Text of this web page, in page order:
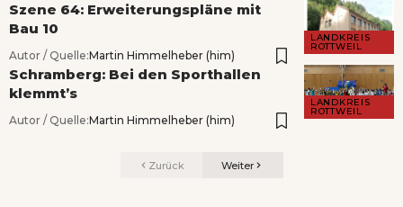
LANDKREIS
ROTTWEIL
Szene 64: Erweiterungspläne mit
Bau 10
Autor / Quelle:Martin Himmelheber (him)
LANDKREIS
ROTTWEIL
Schramberg: Bei den Sporthallen
klemmt’s
Autor / Quelle:Martin Himmelheber (him)
Zurück Weiter